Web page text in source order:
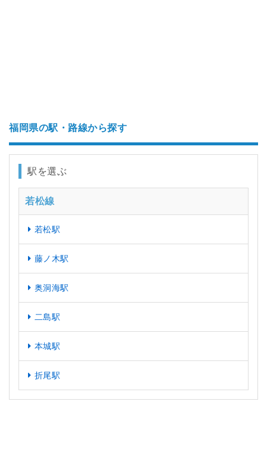
福岡県の駅・路線から探す
駅を選ぶ
若松線
若松駅
藤ノ木駅
奥洞海駅
二島駅
本城駅
折尾駅